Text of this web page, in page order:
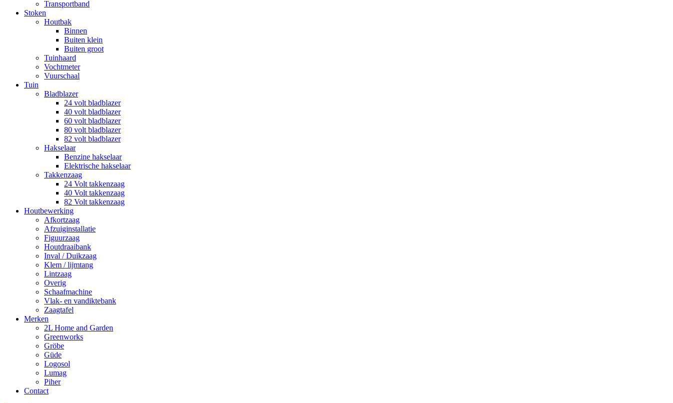
Transportband
Stoken
Houtbak
Binnen
Buiten klein
Buiten groot
Tuinhaard
Vochtmeter
Vuurschaal
Tuin
Bladblazer
24 volt bladblazer
40 volt bladblazer
60 volt bladblazer
80 volt bladblazer
82 volt bladblazer
Hakselaar
Benzine hakselaar
Elektrische hakselaar
Takkenzaag
24 Volt takkenzaag
40 Volt takkenzaag
82 Volt takkenzaag
Houtbewerking
Afkortzaag
Afzuiginstallatie
Figuurzaag
Houtdraaibank
Inval / Duikzaag
Klem / lijmtang
Lintzaag
Overig
Schaafmachine
Vlak- en vandiktebank
Zaagtafel
Merken
2L Home and Garden
Greenworks
Gröbe
Güde
Logosol
Lumag
Piher
Contact